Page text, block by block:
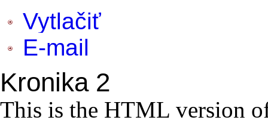
Vytlačiť
E-mail
Kronika 2
This is the HTML version